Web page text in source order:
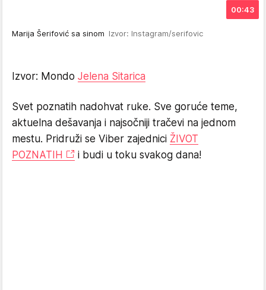
00:43
Marija Šerifović sa sinom Izvor: Instagram/serifovic
Izvor: Mondo Jelena Sitarica
Svet poznatih nadohvat ruke. Sve goruće teme,
aktuelna dešavanja i najsočniji tračevi na jednom
mestu. Pridruži se Viber zajednici ŽIVOT
POZNATIH
i budi u toku svakog dana!